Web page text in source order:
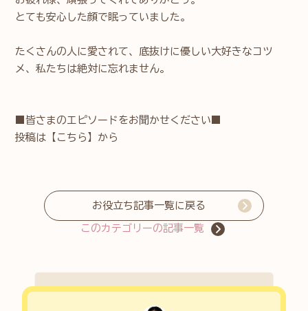
とても安心した顔で眠っていました。
たくさんの人に愛されて、底抜けに優しい大好きなコツ
メ、私たちは絶対に忘れません。
■皆さまのエピソードをお聞かせください■
投稿は 【こちら】 から
お役立ち記事一覧に戻る
このカテゴリーの記事一覧